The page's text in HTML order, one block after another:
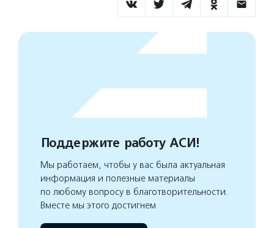
Поддержите работу АСИ!
Мы работаем, чтобы у вас была актуальная
информация и полезные материалы
по любому вопросу в благотворительности.
Вместе мы этого достигнем